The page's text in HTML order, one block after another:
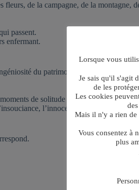
fleurs, de la campagne, de la montagne,
passent.
enfermant.
du patrimoine, de la richesse de
de solitude choisis.
l’innocence.
Lorsque vous
Je sais qu'il s'agit
de les
Les cookies
Mais il n'y a rien de
Vous consentez à
plus